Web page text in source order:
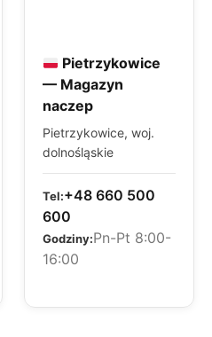
Pietrzykowice
— Magazyn
naczep
Pietrzykowice, woj.
dolnośląskie
Tel:+48 660 500
600
Godziny:Pn-Pt 8:00-
16:00